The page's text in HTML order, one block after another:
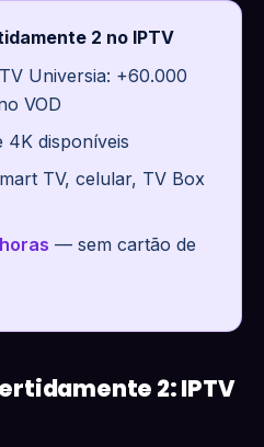
2 no IPTV
Universia: +60.000
VOD
4K disponíveis
TV, celular, TV Box
— sem cartão de
2: IPTV